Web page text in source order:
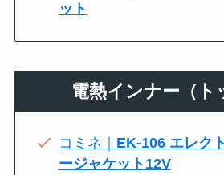
ット
電熱インナー（ト
コミネ｜ EK-106 エレク
ージャケット12V